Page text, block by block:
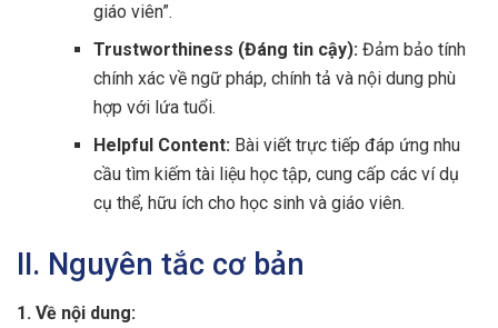
giáo viên”.
Trustworthiness (Đáng tin cậy): Đảm bảo tính
chính xác về ngữ pháp, chính tả và nội dung phù
hợp với lứa tuổi.
Helpful Content: Bài viết trực tiếp đáp ứng nhu
cầu tìm kiếm tài liệu học tập, cung cấp các ví dụ
cụ thể, hữu ích cho học sinh và giáo viên.
II. Nguyên tắc cơ bản
1. Về nội dung: